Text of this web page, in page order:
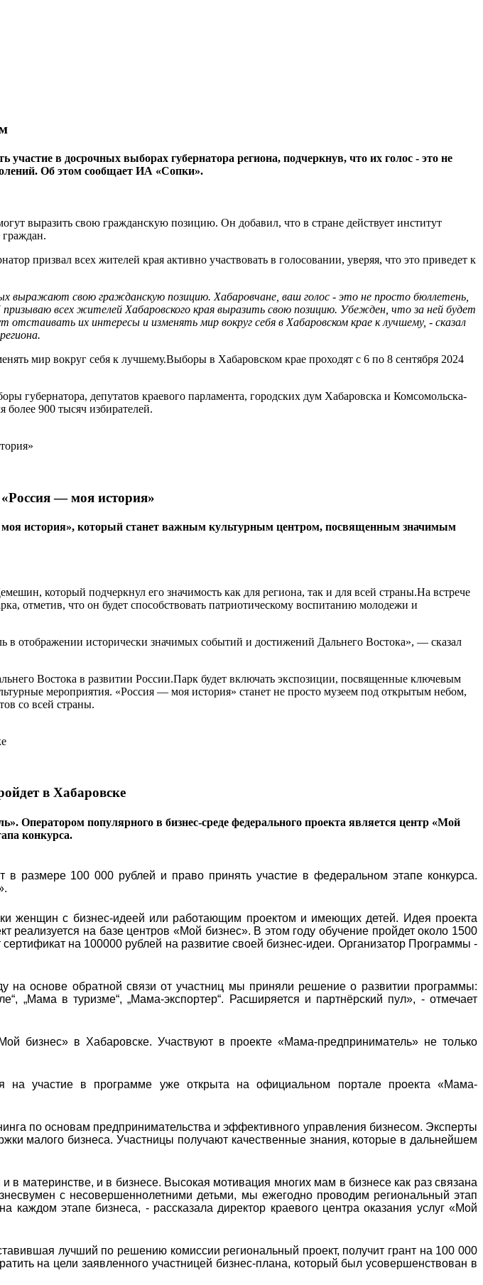
в досрочных выборах губернатора региона, подчеркнув, что их голос - это не
Об этом сообщает ИА «Сопки».
выразить свою гражданскую позицию. Он добавил, что в стране действует институт
призвал всех жителей края активно участвовать в голосовании, уверяя, что это приведет к
выражают свою гражданскую позицию. Хабаровчане, ваш голос - это не просто бюллетень,
всех жителей Хабаровского края выразить свою позицию. Убежден, что за ней будет
их интересы и изменять мир вокруг себя в Хабаровском крае к лучшему, - сказал
мир вокруг себя к лучшему.Выборы в Хабаровском крае проходят с 6 по 8 сентября 2024
губернатора, депутатов краевого парламента, городских дум Хабаровска и Комсомольска-
900 тысяч избирателей.
— моя история»
моя история», который станет важным культурным центром, посвященным значимым
который подчеркнул его значимость как для региона, так и для всей страны.На встрече
отметив, что он будет способствовать патриотическому воспитанию молодежи и
отображении исторически значимых событий и достижений Дальнего Востока», — сказал
Востока в развитии России.Парк будет включать экспозиции, посвященные ключевым
мероприятия. «Россия — моя история» станет не просто музеем под открытым небом,
со всей страны.
в Хабаровске
Оператором популярного в бизнес-среде федерального проекта является центр «Мой
конкурса.
размере 100 000 рублей и право принять участие в федеральном этапе конкурса.
женщин с бизнес-идеей или работающим проектом и имеющих детей. Идея проекта
на базе центров «Мой бизнес». В этом году обучение пройдет около 1500
на 100000 рублей на развитие своей бизнес-идеи. Организатор Программы -
основе обратной связи от участниц мы приняли решение о развитии программы:
„Мама в туризме“, „Мама-экспортер“. Расширяется и партнёрский пул», - отмечает
бизнес» в Хабаровске. Участвуют в проекте «Мама-предприниматель» не только
участие в программе уже открыта на официальном портале проекта «Мама-
по основам предпринимательства и эффективного управления бизнесом. Эксперты
малого бизнеса. Участницы получают качественные знания, которые в дальнейшем
материнстве, и в бизнесе. Высокая мотивация многих мам в бизнесе как раз связана
с несовершеннолетними детьми, мы ежегодно проводим региональный этап
этапе бизнеса, - рассказала директор краевого центра оказания услуг «Мой
лучший по решению комиссии региональный проект, получит грант на 100 000
на цели заявленного участницей бизнес-плана, который был усовершенствован в